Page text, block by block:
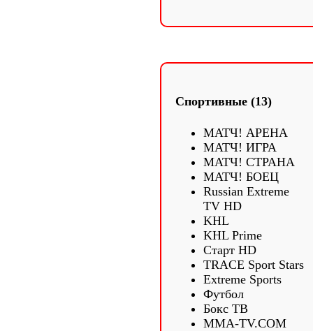
Спортивные (13)
МАТЧ! АРЕНА
МАТЧ! ИГРА
МАТЧ! СТРАНА
МАТЧ! БОЕЦ
Russian Extreme
TV HD
KHL
KHL Prime
Старт HD
TRACE Sport Stars
Extreme Sports
Футбол
Бокс ТВ
MMA-TV.COM